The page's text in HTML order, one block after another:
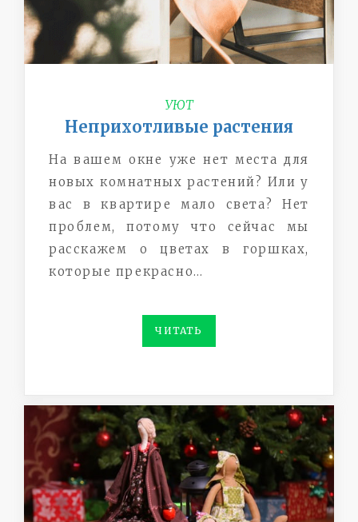
УЮТ
Неприхотливые растения
На вашем окне уже нет места для
новых комнатных растений? Или у
вас в квартире мало света? Нет
проблем, потому что сейчас мы
расскажем о цветах в горшках,
которые прекрасно…
ЧИТАТЬ